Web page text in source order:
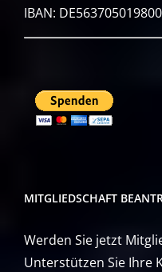
IBAN:
MITGLIEDSCHAFT
Werden Sie jetzt
Unterstützen Sie Ihre